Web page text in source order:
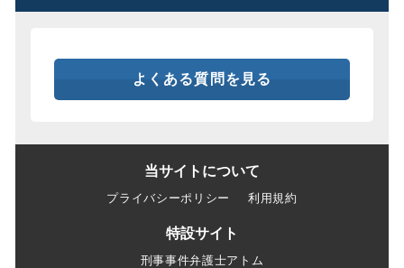
よくある質問を見る
当サイトについて
プライバシーポリシー 利用規約
特設サイト
刑事事件弁護士アトム